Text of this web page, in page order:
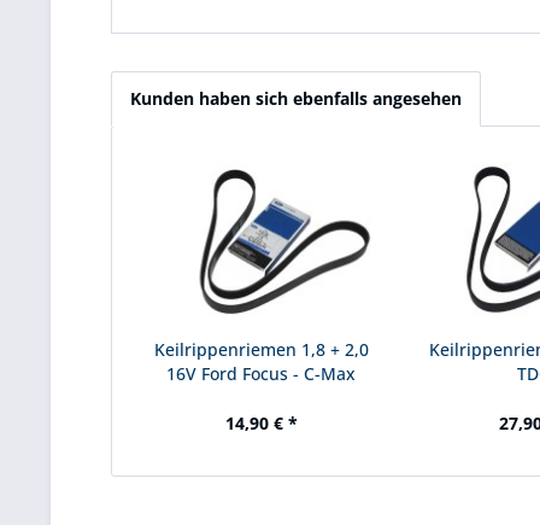
Kunden haben sich ebenfalls angesehen
Keilrippenriemen 1,8 + 2,0
16V Ford Focus - C-Max
14,90 € *